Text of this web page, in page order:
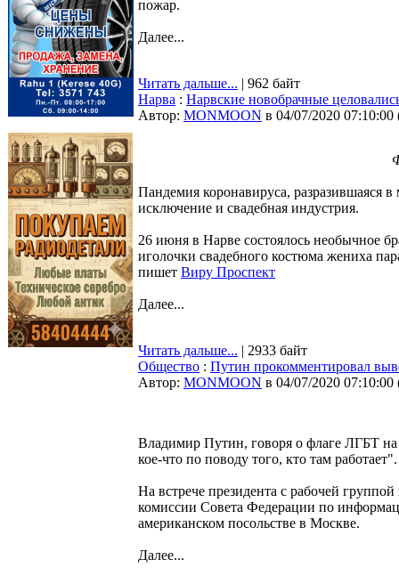
пожар.
Далее...
Читать дальше... | 962 байт
Нарва : Нарвские новобрачные
Автор: MONMOON в 04/07/2020 07:10:00
Пандемия коронавируса, разразившаяся
исключение и свадебная индустрия.
26 июня в Нарве состоялось необычное
иголочки свадебного костюма жениха
пишет Виру Проспект
Далее...
Читать дальше... | 2933 байт
Общество : Путин прокомментировал
Автор: MONMOON в 04/07/2020 07:10:00
Владимир Путин, говоря о флаге ЛГБТ на
кое-что по поводу того, кто там работает".
На встрече президента с рабочей
комиссии Совета Федерации по
американском посольстве в Москве.
Далее...